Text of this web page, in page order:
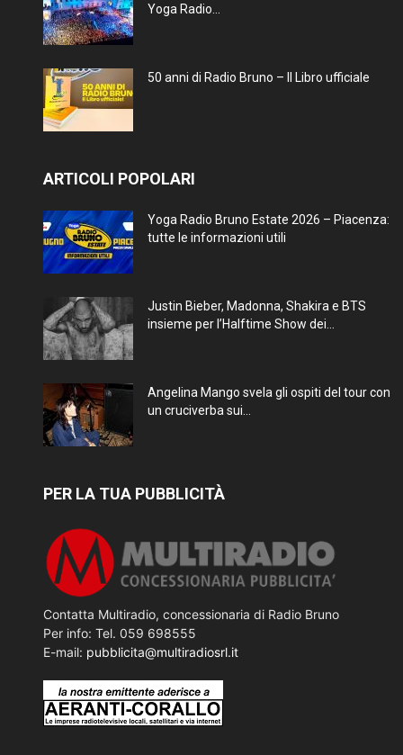
Yoga Radio...
50 anni di Radio Bruno – Il Libro ufficiale
ARTICOLI POPOLARI
Yoga Radio Bruno Estate 2026 – Piacenza:
tutte le informazioni utili
Justin Bieber, Madonna, Shakira e BTS
insieme per l’Halftime Show dei...
Angelina Mango svela gli ospiti del tour con
un cruciverba sui...
PER LA TUA PUBBLICITÀ
Contatta Multiradio, concessionaria di Radio Bruno
Per info: Tel. 059 698555
E-mail: pubblicita@multiradiosrl.it